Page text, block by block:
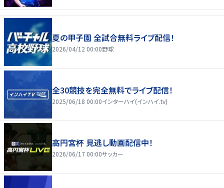
夏の甲子園 全試合無料ライブ配信！
2026/04/12 00:00野球
全30競技を完全無料でライブ配信！
2025/06/18 00:00インターハイ(インハイ.tv)
高円宮杯 見逃し動画配信中！
2026/06/17 00:00サッカー